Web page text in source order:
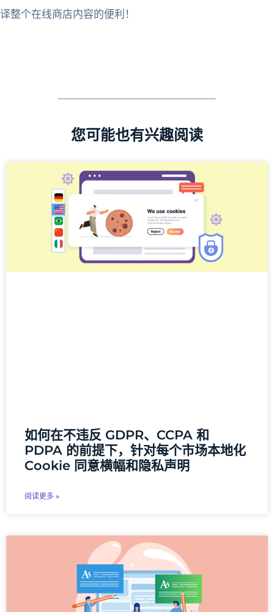
译整个在线商店内容的便利！
您可能也有兴趣阅读
如何在不违反 GDPR、CCPA 和
PDPA 的前提下，针对每个市场本地化
Cookie 同意横幅和隐私声明
阅读更多 »